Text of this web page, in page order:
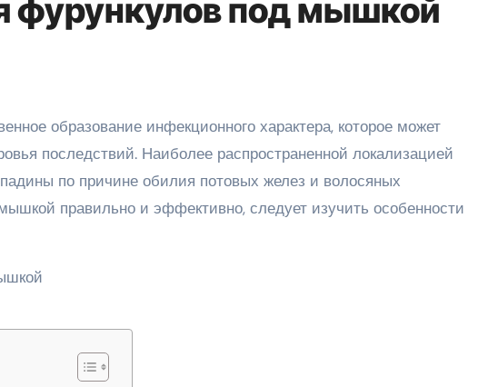
фурункулов под мышкой
последствий. Наиболее распространенной локализацией
по причине обилия потовых желез и волосяных
правильно и эффективно, следует изучить особенности